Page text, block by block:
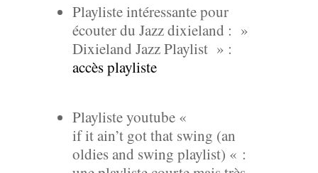
Playliste intéressante pour
écouter du Jazz dixieland : »
Dixieland Jazz Playlist » :
accès playliste
Playliste youtube «
if it ain’t got that swing (an
oldies and swing playlist) « :